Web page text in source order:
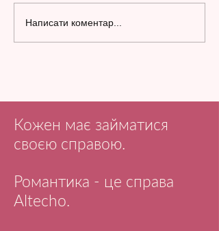
Написати коментар...
Кожен має займатися
своєю справою.
Романтика - це справа
Altecho.